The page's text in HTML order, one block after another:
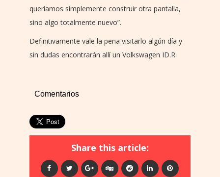
queríamos simplemente construir otra pantalla,
sino algo totalmente nuevo”.
Definitivamente vale la pena visitarlo algún día y
sin dudas encontrarán allí un Volkswagen ID.R.
Comentarios
Share this article: